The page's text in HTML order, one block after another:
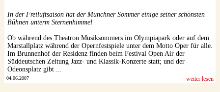
In der Freiluftsaison hat der Münchner Sommer einige seiner schönsten
Bühnen unterm Sternenhimmel
Ob während des Theatron Musiksommers im Olympiapark oder auf dem
Marstallplatz während der Opernfestspiele unter dem Motto Oper für alle.
Im Brunnenhof der Residenz finden beim Festival Open Air der
Süddeutschen Zeitung Jazz- und Klassik-Konzerte statt; und der
Odeonsplatz gibt ...
04.06.2007 weiter lesen